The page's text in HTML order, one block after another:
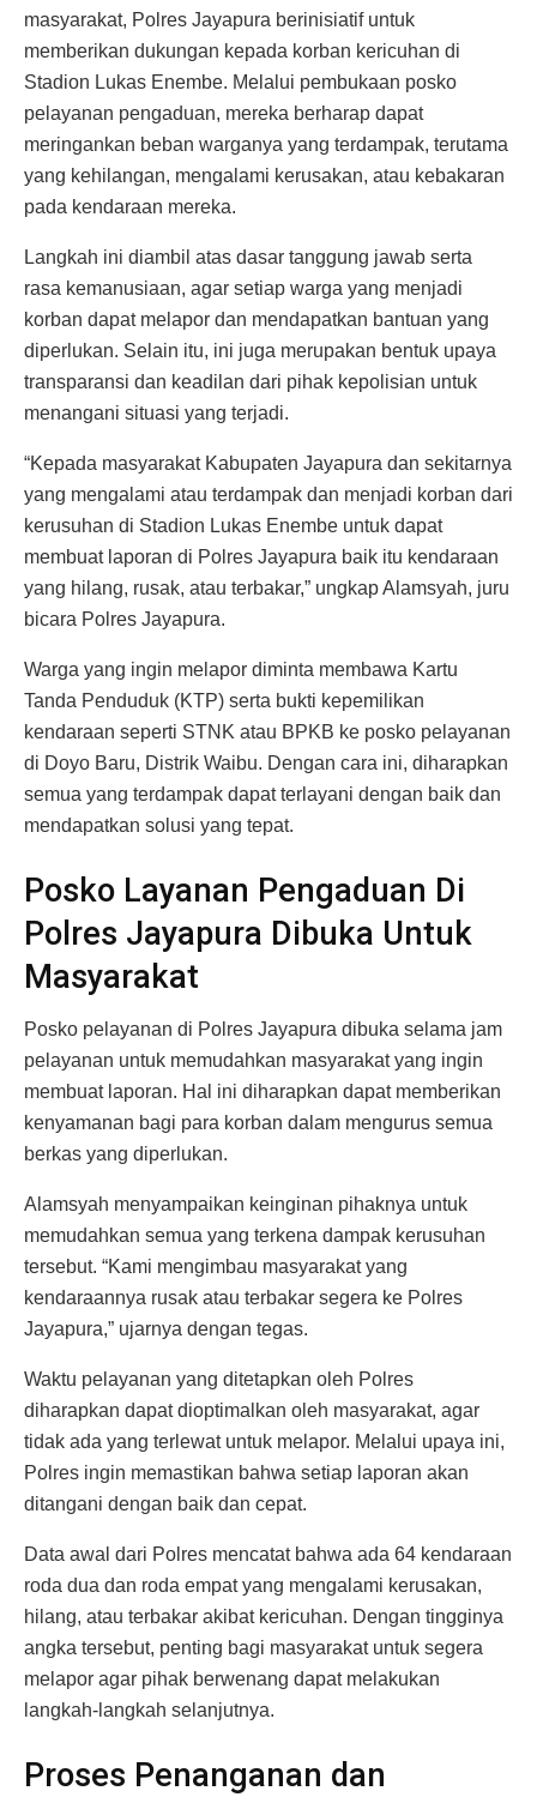
masyarakat, Polres Jayapura berinisiatif untuk
memberikan dukungan kepada korban kericuhan di
Stadion Lukas Enembe. Melalui pembukaan posko
pelayanan pengaduan, mereka berharap dapat
meringankan beban warganya yang terdampak, terutama
yang kehilangan, mengalami kerusakan, atau kebakaran
pada kendaraan mereka.
Langkah ini diambil atas dasar tanggung jawab serta
rasa kemanusiaan, agar setiap warga yang menjadi
korban dapat melapor dan mendapatkan bantuan yang
diperlukan. Selain itu, ini juga merupakan bentuk upaya
transparansi dan keadilan dari pihak kepolisian untuk
menangani situasi yang terjadi.
“Kepada masyarakat Kabupaten Jayapura dan sekitarnya
yang mengalami atau terdampak dan menjadi korban dari
kerusuhan di Stadion Lukas Enembe untuk dapat
membuat laporan di Polres Jayapura baik itu kendaraan
yang hilang, rusak, atau terbakar,” ungkap Alamsyah, juru
bicara Polres Jayapura.
Warga yang ingin melapor diminta membawa Kartu
Tanda Penduduk (KTP) serta bukti kepemilikan
kendaraan seperti STNK atau BPKB ke posko pelayanan
di Doyo Baru, Distrik Waibu. Dengan cara ini, diharapkan
semua yang terdampak dapat terlayani dengan baik dan
mendapatkan solusi yang tepat.
Posko Layanan Pengaduan Di
Polres Jayapura Dibuka Untuk
Masyarakat
Posko pelayanan di Polres Jayapura dibuka selama jam
pelayanan untuk memudahkan masyarakat yang ingin
membuat laporan. Hal ini diharapkan dapat memberikan
kenyamanan bagi para korban dalam mengurus semua
berkas yang diperlukan.
Alamsyah menyampaikan keinginan pihaknya untuk
memudahkan semua yang terkena dampak kerusuhan
tersebut. “Kami mengimbau masyarakat yang
kendaraannya rusak atau terbakar segera ke Polres
Jayapura,” ujarnya dengan tegas.
Waktu pelayanan yang ditetapkan oleh Polres
diharapkan dapat dioptimalkan oleh masyarakat, agar
tidak ada yang terlewat untuk melapor. Melalui upaya ini,
Polres ingin memastikan bahwa setiap laporan akan
ditangani dengan baik dan cepat.
Data awal dari Polres mencatat bahwa ada 64 kendaraan
roda dua dan roda empat yang mengalami kerusakan,
hilang, atau terbakar akibat kericuhan. Dengan tingginya
angka tersebut, penting bagi masyarakat untuk segera
melapor agar pihak berwenang dapat melakukan
langkah-langkah selanjutnya.
Proses Penanganan dan